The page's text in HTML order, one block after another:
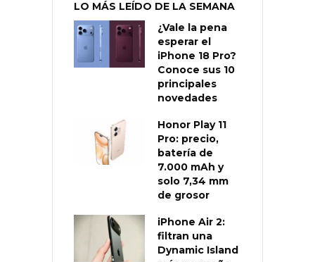
LO MÁS LEÍDO DE LA SEMANA
¿Vale la pena
esperar el
iPhone 18 Pro?
Conoce sus 10
principales
novedades
Honor Play 11
Pro: precio,
batería de
7.000 mAh y
solo 7,34 mm
de grosor
iPhone Air 2:
filtran una
Dynamic Island